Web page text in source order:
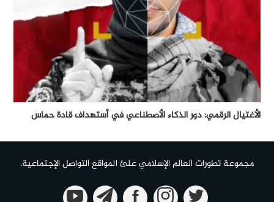
الأغتيال الرقمي: دور الذكاء الأصطناعي في أستهداف قادة حماس
مجموعة تطورات العالم الإسلامي علئ المواقع التواصل الإجتماعية.